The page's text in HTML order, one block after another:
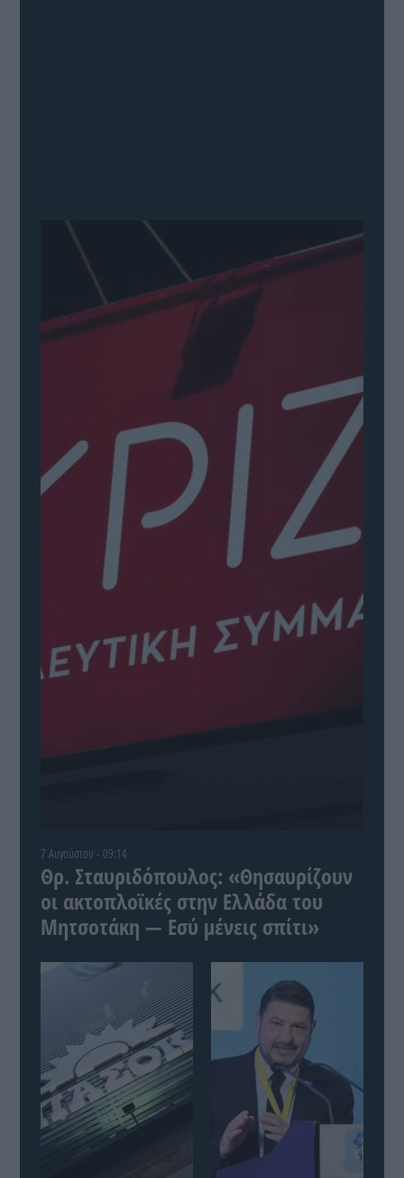
7 Αυγούστου - 09:14
Θρ. Σταυριδόπουλος: «Θησαυρίζουν
οι ακτοπλοϊκές στην Ελλάδα του
Μητσοτάκη — Εσύ μένεις σπίτι»